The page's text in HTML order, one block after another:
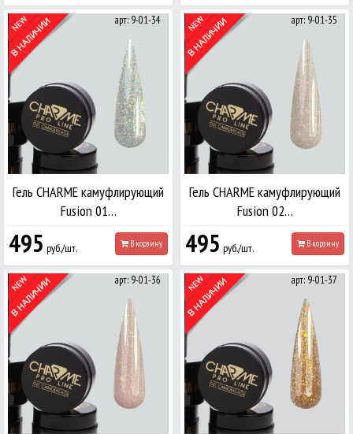
арт: 9-01-34
Гель CHARME камуфлирующий
Fusion 01…
495 руб./шт. В корзину
арт: 9-01-35
Гель CHARME камуфлирующий
Fusion 02…
495 руб./шт. В корзину
арт: 9-01-36 арт: 9-01-37